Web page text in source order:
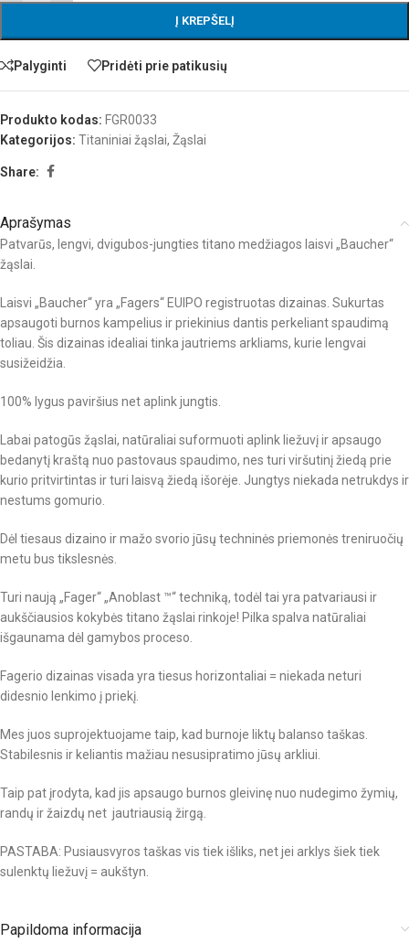
Į KREPŠELĮ
Palyginti Pridėti prie patikusių
Produkto kodas: FGR0033
Kategorijos: Titaniniai žąslai, Žąslai
Share:
Aprašymas
Patvarūs, lengvi, dvigubos-jungties titano medžiagos laisvi „Baucher“
žąslai.
Laisvi „Baucher“ yra „Fagers“ EUIPO registruotas dizainas. Sukurtas
apsaugoti burnos kampelius ir priekinius dantis perkeliant spaudimą
toliau. Šis dizainas idealiai tinka jautriems arkliams, kurie lengvai
susižeidžia.
100% lygus paviršius net aplink jungtis.
Labai patogūs žąslai, natūraliai suformuoti aplink liežuvį ir apsaugo
bedanytį kraštą nuo pastovaus spaudimo, nes turi viršutinį žiedą prie
kurio pritvirtintas ir turi laisvą žiedą išorėje. Jungtys niekada netrukdys ir
nestums gomurio.
Dėl tiesaus dizaino ir mažo svorio jūsų techninės priemonės treniruočių
metu bus tikslesnės.
Turi naują „Fager“ „Anoblast ™“ techniką, todėl tai yra patvariausi ir
aukščiausios kokybės titano žąslai rinkoje! Pilka spalva natūraliai
išgaunama dėl gamybos proceso.
Fagerio dizainas visada yra tiesus horizontaliai = niekada neturi
didesnio lenkimo į priekį.
Mes juos suprojektuojame taip, kad burnoje liktų balanso taškas.
Stabilesnis ir keliantis mažiau nesusipratimo jūsų arkliui.
Taip pat įrodyta, kad jis apsaugo burnos gleivinę nuo nudegimo žymių,
randų ir žaizdų net jautriausią žirgą.
PASTABA: Pusiausvyros taškas vis tiek išliks, net jei arklys šiek tiek
sulenktų liežuvį = aukštyn.
Papildoma informacija